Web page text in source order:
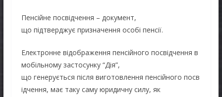
Пенсійне посвідчення – документ,
що підтверджує призначення особі пенсії.
Електронне відображення пенсійного посвідчення в
мобільному застосунку “Дія”,
що генерується після виготовлення пенсійного посв
ідчення, має таку саму юридичну силу, як